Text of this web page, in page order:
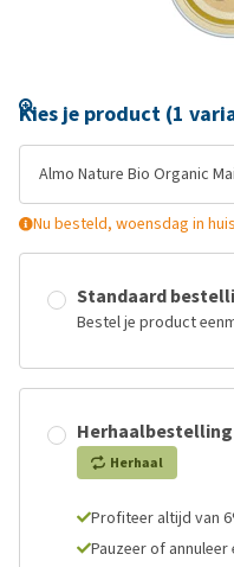
Kies je product (1
Almo Nature Bio Organic
Nu besteld, woensdag in huis
Standaard
Bestel je product
Herhaalbestelling
Herhaal
Profiteer altijd van
Pauzeer of